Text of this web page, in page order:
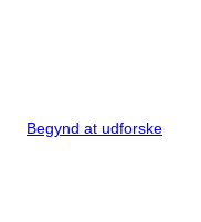
Begynd at udforske